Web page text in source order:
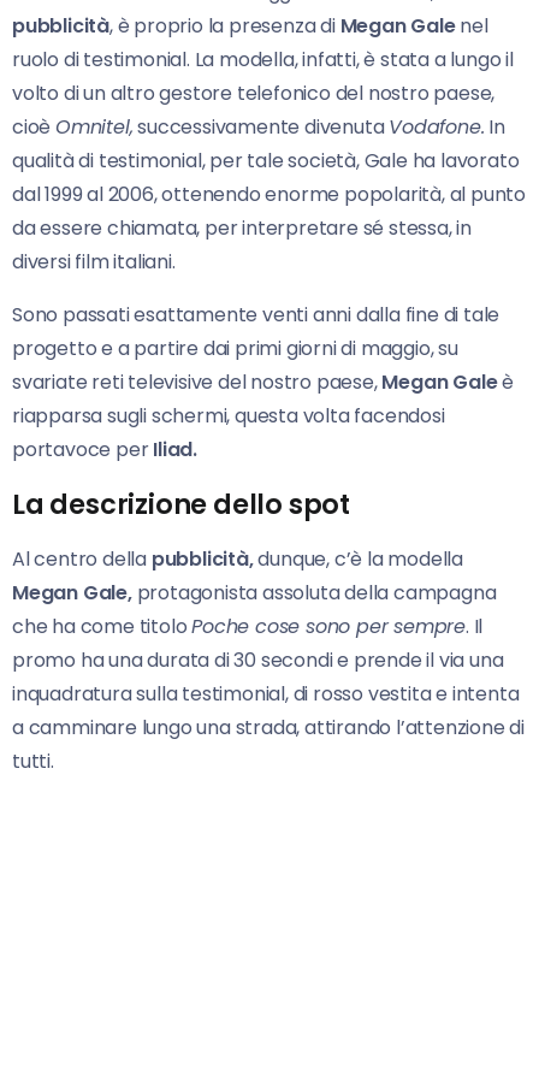
pubblicità, è proprio la presenza di Megan Galenel
ruolo di testimonial. La modella, infatti, è stata a lungo il
volto di un altro gestore telefonico del nostro paese,
cioè Omnitel,successivamente divenutaVodafone. In
qualità di testimonial, per tale società, Gale ha lavorato
dal 1999 al 2006, ottenendo enorme popolarità, al punto
da essere chiamata, per interpretare sé stessa, in
diversi film italiani.
Sono passati esattamente venti anni dalla fine di tale
progetto e a partire dai primi giorni di maggio, su
svariate reti televisive del nostro paese,Megan Galeè
riapparsa sugli schermi, questa volta facendosi
portavoce perIliad.
La descrizione dello spot
Al centro della pubblicità,dunque, c’è la modella
Megan Gale,protagonista assoluta della campagna
che ha come titoloPoche cose sono per sempre. Il
promo ha una durata di 30 secondi e prende il via una
inquadratura sulla testimonial, di rosso vestita e intenta
a camminare lungo una strada, attirando l’attenzione di
tutti.